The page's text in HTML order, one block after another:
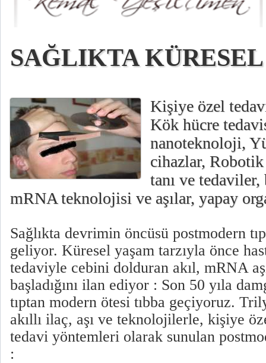
SAĞLIKTA
Kişiye özel
Kök hücre
nanoteknoloji,
cihazlar,
tanı ve
mRNA teknolojisi ve aşılar, yapay
Sağlıkta devrimin öncüsü postmodern
geliyor. Küresel yaşam tarzıyla önce
tedaviyle cebini dolduran akıl, mRNA
başladığını ilan ediyor : Son 50 yıla
tıptan modern ötesi tıbba geçiyoruz.
akıllı ilaç, aşı ve teknolojilerle, kişiye
tedavi yöntemleri olarak sunulan
: